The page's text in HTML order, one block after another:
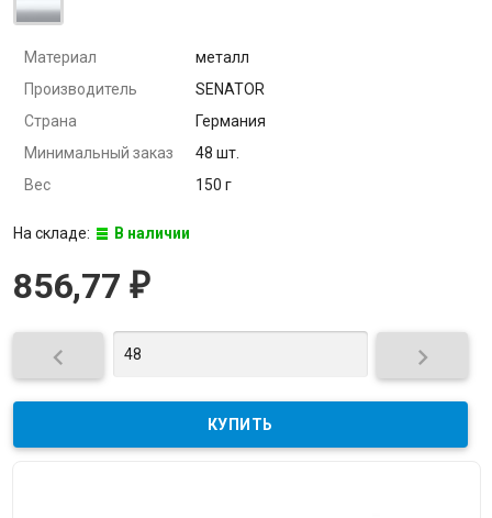
Материал
металл
Производитель
SENATOR
Страна
Германия
Минимальный заказ
48 шт.
Вес
150 г
На складе: В наличии
856,77 ₽
 